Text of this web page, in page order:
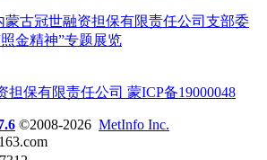
蒙古冠世融资担保有限责任公司支部委
金精神”专题展览
担保有限责任公司 蒙ICP备19000048
©2008-2026 MetInfo Inc.